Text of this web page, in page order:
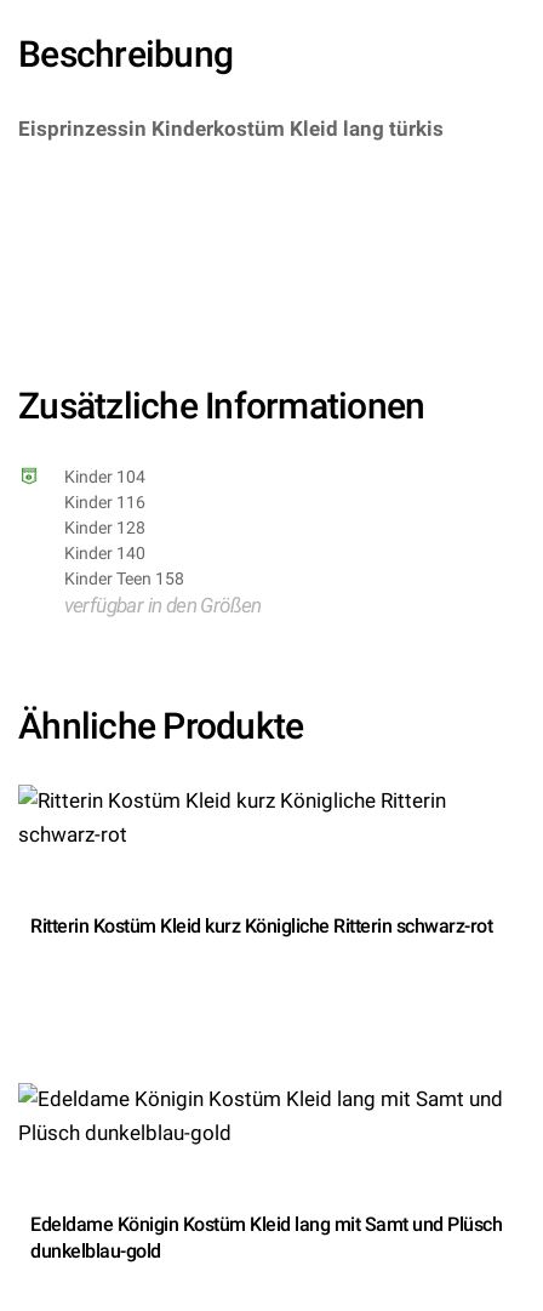
Beschreibung
Eisprinzessin Kinderkostüm Kleid lang türkis
Zusätzliche Informationen
Kinder 104
Kinder 116
Kinder 128
Kinder 140
Kinder Teen 158
verfügbar in den Größen
Ähnliche Produkte
Ritterin Kostüm Kleid kurz Königliche Ritterin schwarz-rot
Edeldame Königin Kostüm Kleid lang mit Samt und Plüsch
dunkelblau-gold